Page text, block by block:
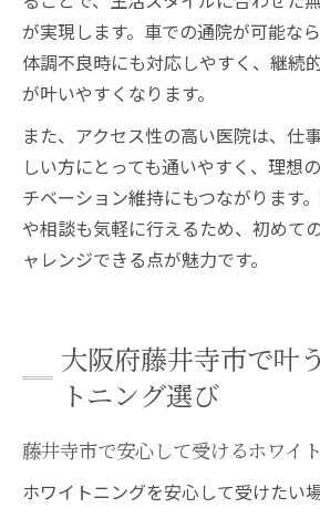
が実現します。車での通院が可能な
体調不良時にも対応しやすく、継続
が叶いやすくなります。
また、アクセス性の高い医院は、仕
しい方にとっても通いやすく、理想
チベーション維持にもつながります
や相談も気軽に行えるため、初めて
ャレンジできる点が魅力です。
大阪府藤井寺市で叶
トニング選び
藤井寺市で安心して受けるホワイ
ホワイトニングを安心して受けたい